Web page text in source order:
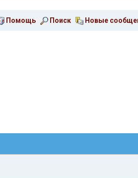
Помощь Поиск Новые